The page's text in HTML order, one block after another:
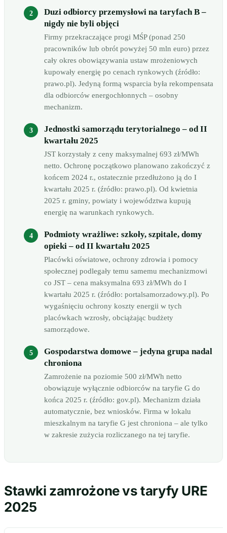
Duzi odbiorcy przemysłowi na taryfach B –
nigdy nie byli objęci
Firmy przekraczające progi MŚP (ponad 250
pracowników lub obrót powyżej 50 mln euro) przez
cały okres obowiązywania ustaw mrożeniowych
kupowały energię po cenach rynkowych (źródło:
prawo.pl). Jedyną formą wsparcia była rekompensata
dla odbiorców energochłonnych – osobny
mechanizm.
Jednostki samorządu terytorialnego – od II
kwartału 2025
JST korzystały z ceny maksymalnej 693 zł/MWh
netto. Ochronę początkowo planowano zakończyć z
końcem 2024 r., ostatecznie przedłużono ją do I
kwartału 2025 r. (źródło: prawo.pl). Od kwietnia
2025 r. gminy, powiaty i województwa kupują
energię na warunkach rynkowych.
Podmioty wrażliwe: szkoły, szpitale, domy
opieki – od II kwartału 2025
Placówki oświatowe, ochrony zdrowia i pomocy
społecznej podlegały temu samemu mechanizmowi
co JST – cena maksymalna 693 zł/MWh do I
kwartału 2025 r. (źródło: portalsamorzadowy.pl). Po
wygaśnięciu ochrony koszty energii w tych
placówkach wzrosły, obciążając budżety
samorządowe.
Gospodarstwa domowe – jedyna grupa nadal
chroniona
Zamrożenie na poziomie 500 zł/MWh netto
obowiązuje wyłącznie odbiorców na taryfie G do
końca 2025 r. (źródło: gov.pl). Mechanizm działa
automatycznie, bez wniosków. Firma w lokalu
mieszkalnym na taryfie G jest chroniona – ale tylko
w zakresie zużycia rozliczanego na tej taryfie.
Stawki zamrożone vs taryfy URE
2025